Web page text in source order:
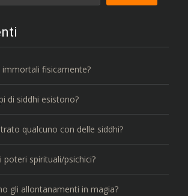
fisicamente?
di siddhi esistono?
qualcuno con delle siddhi?
spirituali/psichici?
gli allontanamenti in magia?